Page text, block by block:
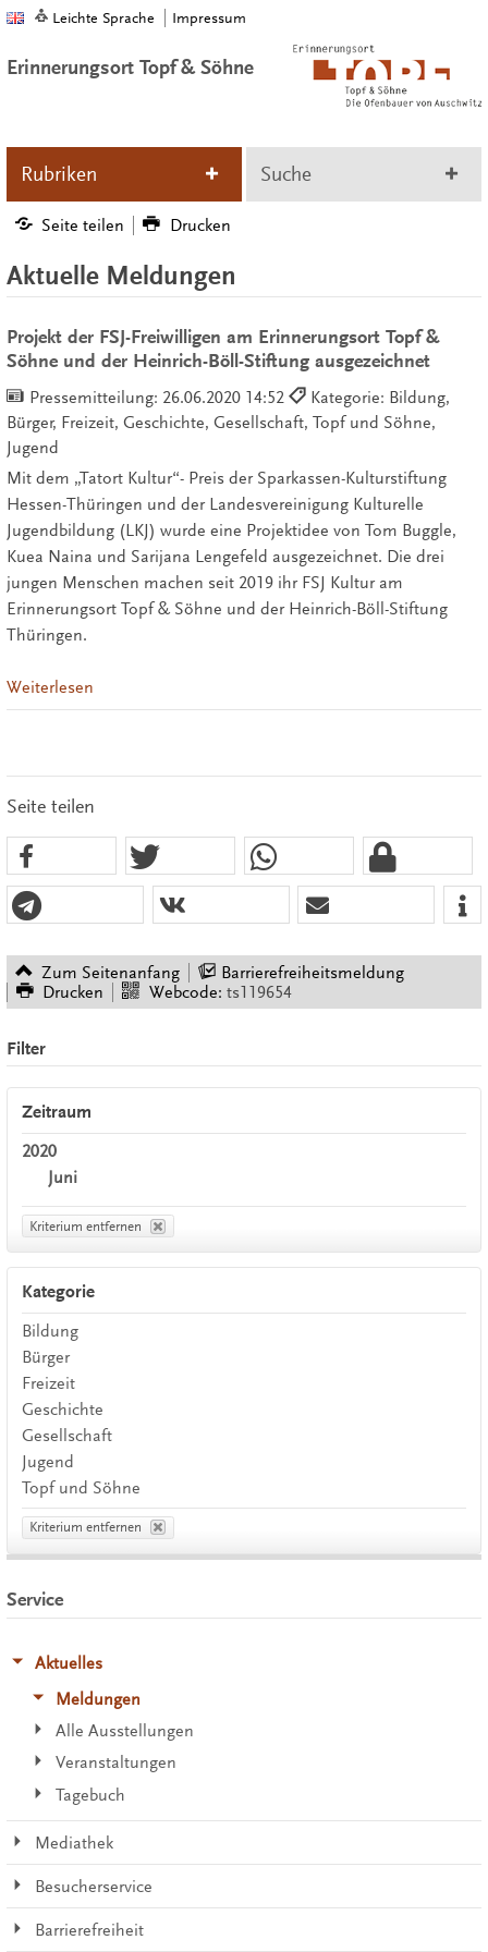
Leichte Sprache Impressum
Erinnerungsort Topf & Söhne
Rubriken Suche
Seite teilen Drucken
Aktuelle Meldungen
Projekt der FSJ-Freiwilligen am Erinnerungsort Topf &
Söhne und der Heinrich-Böll-Stiftung ausgezeichnet
Pressemitteilung: 26.06.2020 14:52
Kategorie: Bildung,
Bürger, Freizeit, Geschichte, Gesellschaft, Topf und Söhne,
Jugend
Mit dem „Tatort Kultur“- Preis der Sparkassen-Kulturstiftung
Hessen-Thüringen und der Landesvereinigung Kulturelle
Jugendbildung (LKJ) wurde eine Projektidee von Tom Buggle,
Kuea Naina und Sarijana Lengefeld ausgezeichnet. Die drei
jungen Menschen machen seit 2019 ihr FSJ Kultur am
Erinnerungsort Topf & Söhne und der Heinrich-Böll-Stiftung
Thüringen.
Weiterlesen
Seite teilen
Zum Seitenanfang
Barrierefreiheitsmeldung
Drucken
Webcode: ts119654
Filter
Zeitraum
2020
Juni
Kriterium entfernen
Kategorie
Bildung
Bürger
Freizeit
Geschichte
Gesellschaft
Jugend
Topf und Söhne
Kriterium entfernen
Service
Aktuelles
Meldungen
Alle Ausstellungen
Veranstaltungen
Tagebuch
Mediathek
Besucherservice
Barrierefreiheit